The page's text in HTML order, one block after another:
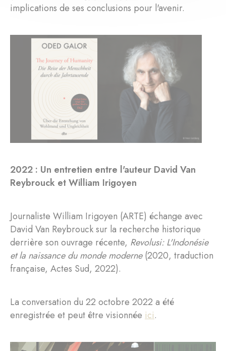
implications de ses conclusions pour l'avenir.
2022 : Un entretien entre l'auteur David Van
Reybrouck et William Irigoyen
Journaliste William Irigoyen (ARTE) échange avec
David Van Reybrouck sur la recherche historique
derrière son ouvrage récente, Revolusi: L'Indonésie
et la naissance du monde moderne(2020, traduction
française, Actes Sud, 2022).
La conversation du 22 octobre 2022 a été
enregistrée et peut être visionnée ici.